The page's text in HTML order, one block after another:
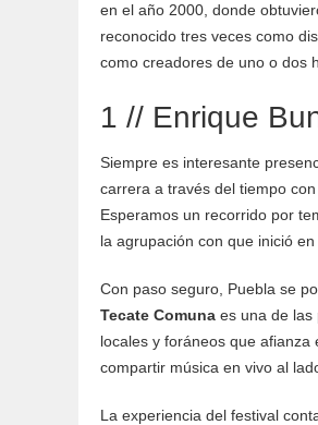
en el año 2000, donde
reconocido tres veces como
como creadores de uno o dos
1 // Enrique
Siempre es interesante
carrera a través del tiempo
Esperamos un recorrido por
la agrupación con que inició
Con paso seguro, Puebla se
Tecate Comuna es una de las
locales y foráneos que
compartir música en vivo al
La experiencia del festival